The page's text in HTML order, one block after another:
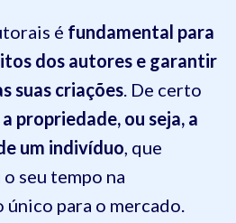
é fundamental para
dos autores e garantir
suas criações. De certo
propriedade, ou seja, a
um indivíduo, que
seu tempo na
único para o mercado.